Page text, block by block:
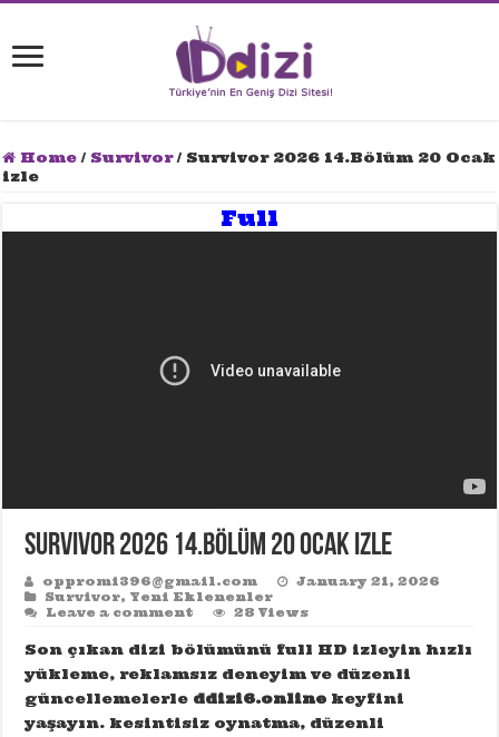
Home/ Survivor/ Survivor 2026 14.Bölüm 20 Ocak
izle
Full
Survivor 2026 14.Bölüm 20 Ocak izle
oppromi396@gmail.com
January 21, 2026
Survivor, Yeni Eklenenler
Leave a comment
28 Views
Son çıkan dizi bölümünü full HD izleyin hızlı
yükleme, reklamsız deneyim ve düzenli
güncellemelerle ddizi6.online keyfini
yaşayın. kesintisiz oynatma, düzenli